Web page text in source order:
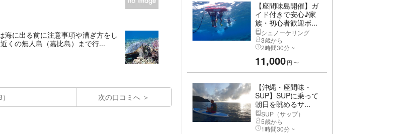
に出る前に注意事項や漕ぎ方をし
くの無人島（嘉比島）まで行...
次の口コミへ
【座間味島開催】ガ
イド付きで安心♪家
族・初心者歓迎ボ...
シュノーケリング
3歳から
2時間30分 ~
11,000円 〜
【沖縄・座間味・
SUP】SUPに乗って
朝日を眺めるサ...
SUP（サップ）
5歳から
1時間30分 ~